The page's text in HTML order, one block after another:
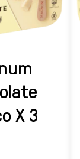
X 3